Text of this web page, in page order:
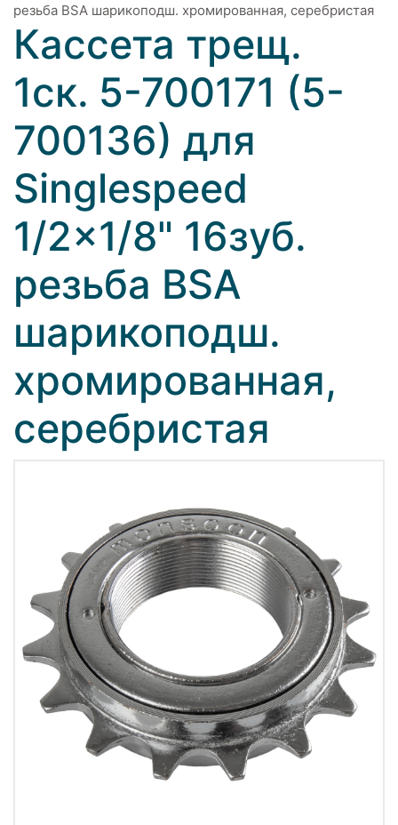
резьба BSA шарикоподш. хромированная, серебристая
Кассета трещ.
1ск. 5-700171 (5-
700136) для
Singlespeed
1/2x1/8" 16зуб.
резьба BSA
шарикоподш.
хромированная,
серебристая